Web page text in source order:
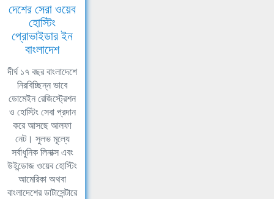
দেশের সেরা ওয়েব
হোস্টিং
প্রোভাইডার ইন
বাংলাদেশ
দীর্ঘ ১৭ বছর বাংলাদেশে
নিরবিচ্ছিন্ন ভাবে
ডোমেইন রেজিস্ট্রেশন
ও হোস্টিং সেবা প্রদান
করে আসছে আলফা
নেট। সুলভ মূল্যে
সর্বাধুনিক লিনাক্স এবং
উইন্ডোজ ওয়েব হোস্টিং
আমেরিকা অথবা
বাংলাদেশের ডাটাসেন্টারে